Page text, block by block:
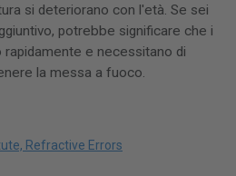
si deteriorano con l'età. Se sei
potrebbe significare che i
e necessitano di
la messa a fuoco.
Refractive Errors